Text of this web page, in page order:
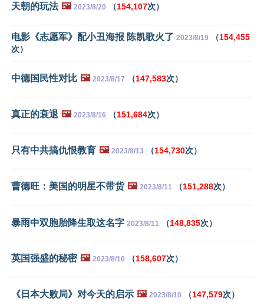
天朝的玩法 🖼️ 2023/8/20 （154,107次）
电影《志愿军》配小丑海报 陈凯歌火了 2023/8/19 （154,455
次）
中德国民性对比 🖼️ 2023/8/17 （147,583次）
真正的衰退 🖼️ 2023/8/16 （151,684次）
只有中共搞仇恨教育 🖼️ 2023/8/13 （154,730次）
曹德旺：美国的明星不带货 🖼️ 2023/8/11 （151,288次）
暴雨中双胞胎降生取这名字 2023/8/11 （148,835次）
英国强盛的秘密 🖼️ 2023/8/10 （158,607次）
《日本大败局》对今天的启示 🖼️ 2023/8/10 （147,579次）